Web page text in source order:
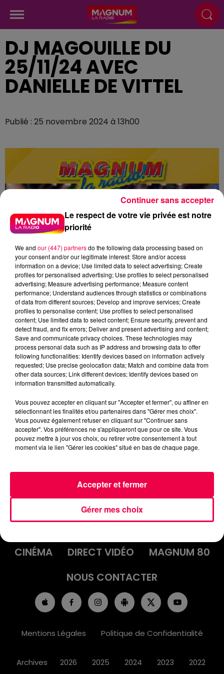
DJ MAGOUILLE DU
25/11/24 AVEC
DANIELLE DE VITTEL
Publié : 25 novembre 2024 à 13h00
DJ Magouille
Crédit :DJ Magouille
podcasts/2024/11/djmag251124.mp3
ACCUEIL INFOS
EMISSIONS
CINÉMA
DIRECT VIDÉO
MAGNUM 80
NOUS CONTACTER
Mentions Légales Politique de Confidentialité
Archives 2026 2025 2024 2023 2022
Le respect de votre vie privée est notre
priorité
We and our (447) partnersdo the following data processing based on
your consent and/or our legitimate interest: Store and/or access
information on a device; Use limited data to select advertising; Create
profiles for personalised advertising; Use profiles to select personalised
advertising; Measure advertising performance; Measure content
performance; Understand audiences through statistics or combinations
of data from different sources; Develop and improve services; Create
profiles to personalise content; Use profiles to select personalised
content; Use limited data to select content; Ensure security, prevent and
detect fraud, and fix errors; Deliver and present advertising and content;
Save and communicate privacy choices. These technologies may
process personal data such as IP address and browsing data to offer
following functionalities: Identify devices based on information actively
requested; Use precise geolocation data; Match and combine data from
other data sources; Link different devices; Identify devices based on
information transmitted automatically.
Vous pouvez accepter en cliquant sur "Accepter et fermer", ou affiner en
sélectionnant les finalités et/ou partenaires dans "Gérer mes choix".
Vous pouvez également refuser en cliquant sur "Continuer sans
accepter". Vos préférences ne s'appliqueront que pour ce site. Vous
pouvez mettre à jour vos choix, ou retirer votre consentement à tout
moment via le lien "Gérer les cookies" situé en bas de chaque page.
Gérer mes choix
Accepter et fermer
Continuer sans accepter